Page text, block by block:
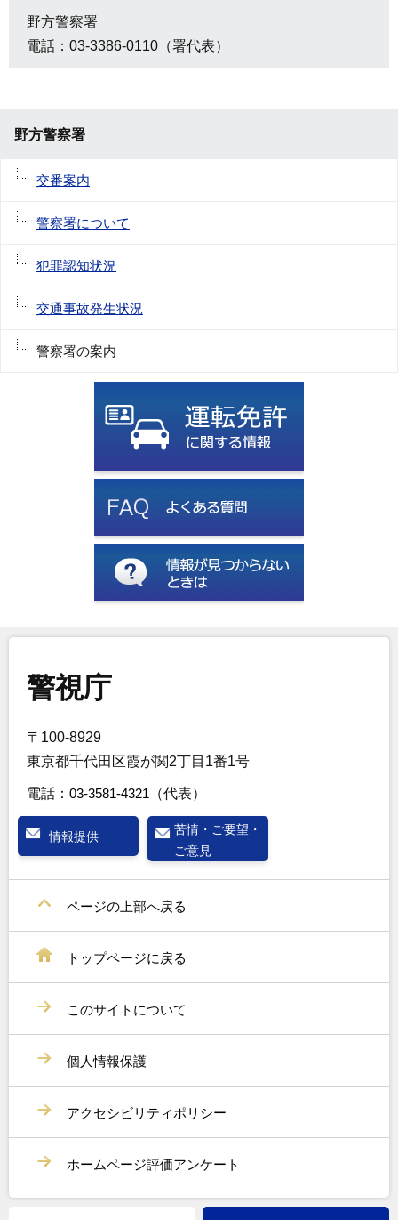
野方警察署
電話：03-3386-0110（署代表）
野方警察署
交番案内
警察署について
犯罪認知状況
交通事故発生状況
警察署の案内
警視庁
〒100-8929
東京都千代田区霞が関2丁目1番1号
電話： 03-3581-4321 （代表）
情報提供
苦情・ご要望・
ご意見
ページの上部へ戻る
トップページに戻る
このサイトについて
個人情報保護
アクセシビリティポリシー
ホームページ評価アンケート